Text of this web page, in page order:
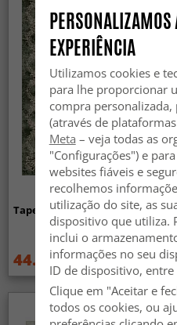
Tapete Wilton - Taknis (verde)
44.99 € 59.99 €
PERSONALIZAMOS
EXPERIÊNCIA
Utilizamos cookies e
para lhe proporcionar
compra
(através de
Meta – veja todas as
"Configurações") e
websites fiáveis e
recolhemos
utilização do site, as
dispositivo que utiliza.
inclui o
informações no seu
ID de dispositivo,
Clique em "Aceitar e
todos os cookies, ou